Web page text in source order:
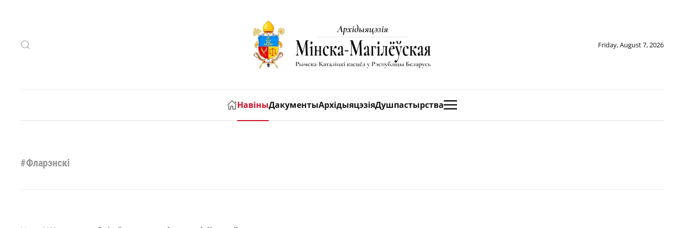
Friday, August 7, 2026
НавіныДакументыАрхідыяцэзіяДушпастырства
#Фларэнскі